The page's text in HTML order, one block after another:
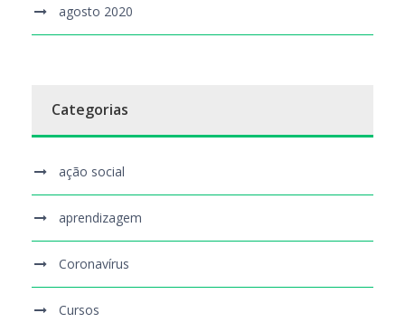
agosto 2020
Categorias
ação social
aprendizagem
Coronavírus
Cursos